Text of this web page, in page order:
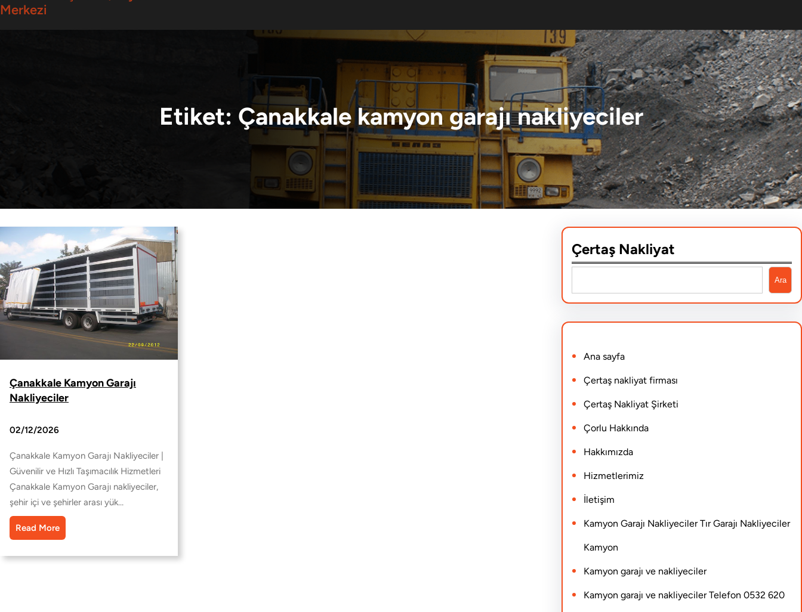
Merkezi
Etiket: Çanakkale kamyon garajı nakliyeciler
Çanakkale Kamyon Garajı
Nakliyeciler
02/12/2026
Çanakkale Kamyon Garajı Nakliyeciler |
Güvenilir ve Hızlı Taşımacılık Hizmetleri
Çanakkale Kamyon Garajı nakliyeciler,
şehir içi ve şehirler arası yük…
Read More
Çertaş Nakliyat
e
a
c
h
Ara
Ana sayfa
Çertaş nakliyat firması
Çertaş Nakliyat Şirketi
Çorlu Hakkında
Hakkımızda
Hizmetlerimiz
İletişim
Kamyon Garajı Nakliyeciler Tır Garajı Nakliyeciler
Kamyon
Kamyon garajı ve nakliyeciler
Kamyon garajı ve nakliyeciler Telefon 0532 620